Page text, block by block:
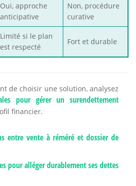
Oui, approche
anticipative
Non, procédure
curative
Limité si le plan
est respecté
Fort et durable
de choisir une solution, analysez
pour gérer un surendettement
financier.
entre vente à réméré et dossier de
pour alléger durablement ses dettes